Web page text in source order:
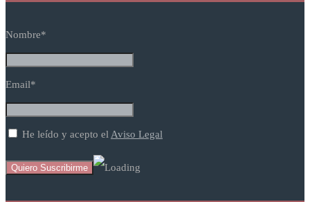
Nombre*
Email*
He leído y acepto elAviso Legal